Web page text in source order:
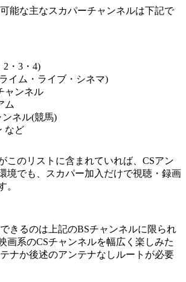
能な主なスカパーチャンネルは下記で
2・3・4)
イム・ライブ・シネマ)
ャンネル
ム
ネル(競馬)
など
このリストに含まれていれば、CSアン
境でも、スカパー加入だけで視聴・録画
。
きるのは上記のBSチャンネルに限られ
画系のCSチャンネルを幅広く楽しみた
ナか後述のアンテナなしルートが必要